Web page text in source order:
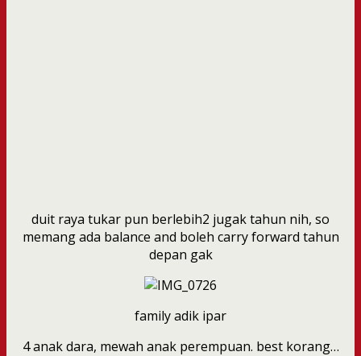
duit raya tukar pun berlebih2 jugak tahun nih, so
memang ada balance and boleh carry forward tahun
depan gak
family adik ipar
4 anak dara, mewah anak perempuan. best korang…